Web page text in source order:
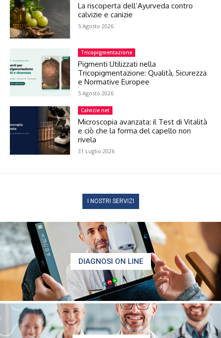
La riscoperta dell’Ayurveda contro
calvizie e canizie
5 Agosto 2026
Tricopigmentazione
Pigmenti Utilizzati nella
Tricopigmentazione: Qualità, Sicurezza
e Normative Europee
5 Agosto 2026
Calvizie.net
Microscopia avanzata: il Test di Vitalità
e ciò che la forma del capello non
rivela
31 Luglio 2026
I NOSTRI SERVIZI
DIAGNOSI ON LINE